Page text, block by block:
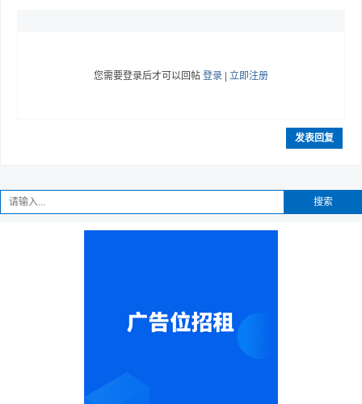
您需要登录后才可以回帖登录 | 立即注册
发表回复
搜索